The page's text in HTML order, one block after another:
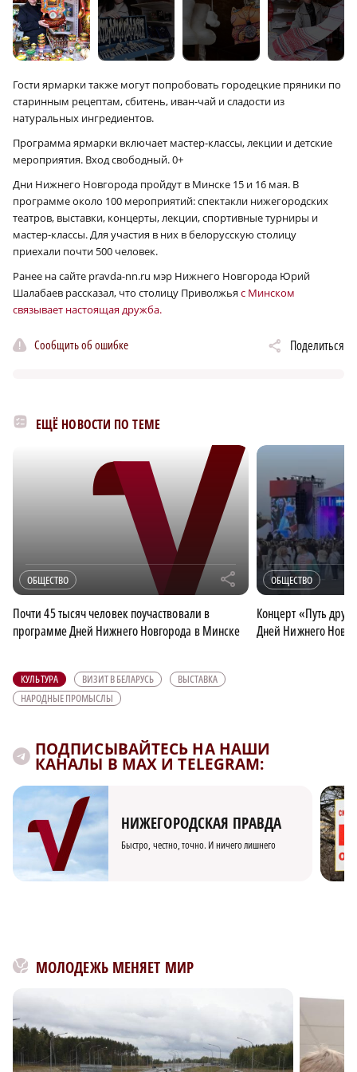
Гости ярмарки также могут попробовать городецкие пряники по
старинным рецептам, сбитень, иван-чай и сладости из
натуральных ингредиентов.
Программа ярмарки включает мастер-классы, лекции и детские
мероприятия. Вход свободный. 0+
Дни Нижнего Новгорода пройдут в Минске 15 и 16 мая. В
программе около 100 мероприятий: спектакли нижегородских
театров, выставки, концерты, лекции, спортивные турниры и
мастер-классы. Для участия в них в белорусскую столицу
приехали почти 500 человек.
Ранее на сайте pravda-nn.ru мэр Нижнего Новгорода Юрий
Шалабаев рассказал, что столицу Приволжья с Минском
связывает настоящая дружба.
Сообщить об ошибке Поделиться
ЕЩЁ НОВОСТИ ПО ТЕМЕ
ОБЩЕСТВО r
Почти 45 тысяч человек поучаствовали в
программе Дней Нижнего Новгорода в Минске
ОБЩЕСТВО
Концерт «Путь
Дней Нижнего
КУЛЬТУРА ВИЗИТ В БЕЛАРУСЬ
ВЫСТАВКА
НАРОДНЫЕ ПРОМЫСЛЫ
ПОДПИСЫВАЙТЕСЬ НА НАШИ
КАНАЛЫ В MAX И TELEGRAM:
НИЖЕГОРОДСКАЯ ПРАВДА
Быстро, честно, точно. И ничего лишнего
МОЛОДЕЖЬ МЕНЯЕТ МИР